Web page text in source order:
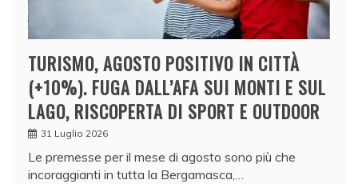
TURISMO, AGOSTO POSITIVO IN CITTÀ
(+10%). FUGA DALL’AFA SUI MONTI E SUL
LAGO, RISCOPERTA DI SPORT E OUTDOOR
31 Luglio 2026
Le premesse per il mese di agosto sono più che
incoraggianti in tutta la Bergamasca,…